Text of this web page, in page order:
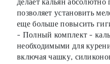
позволяет установить
еще больше повысить
- Полный комплект -
необходимыми для
включая чашку,